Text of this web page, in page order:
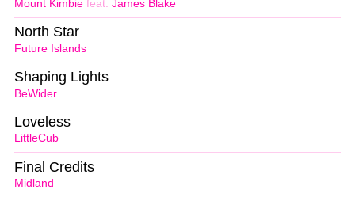
Mount Kimbie feat. James Blake
Future Islands
North Star
BeWider
Shaping Lights
LittleCub
Loveless
Midland
Final Credits